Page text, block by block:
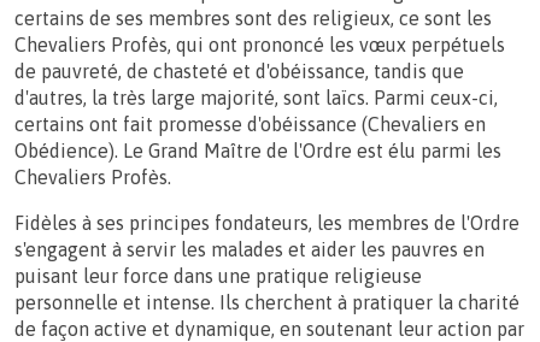
certains de ses membres sont des religieux, ce sont les
Chevaliers Profès, qui ont prononcé les vœux perpétuels
de pauvreté, de chasteté et d'obéissance, tandis que
d'autres, la très large majorité, sont laïcs. Parmi ceux-ci,
certains ont fait promesse d'obéissance (Chevaliers en
Obédience). Le Grand Maître de l'Ordre est élu parmi les
Chevaliers Profès.
Fidèles à ses principes fondateurs, les membres de l'Ordre
s'engagent à servir les malades et aider les pauvres en
puisant leur force dans une pratique religieuse
personnelle et intense. Ils cherchent à pratiquer la charité
de façon active et dynamique, en soutenant leur action par